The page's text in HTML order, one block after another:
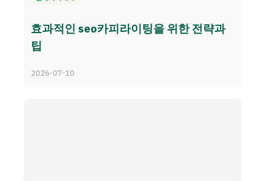
효과적인 seo카피라이팅을 위한 전략과
팁
2026-07-10